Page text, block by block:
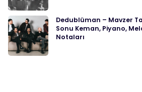
Dedublüman – Mavzer
Sonu Keman, Piyano,
Notaları